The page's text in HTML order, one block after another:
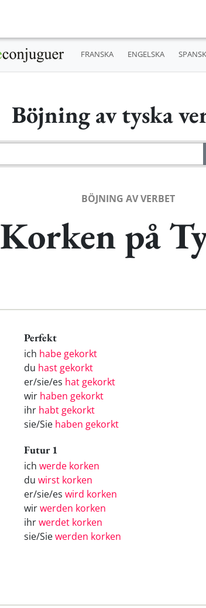
FRANSKA ENGELSKA
Böjning av tyska
BÖJNING AV VERBET
Korken på
Perfekt
ich habe gekorkt
du hast gekorkt
er/sie/es hat gekorkt
wir haben gekorkt
ihr habt gekorkt
sie/Sie haben gekorkt
Futur 1
ich werde korken
du wirst korken
er/sie/es wird korken
wirwerden korken
ihrwerdet korken
sie/Siewerden korken